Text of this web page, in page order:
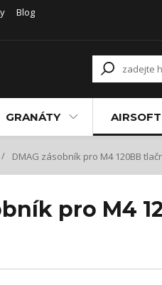
Blog
GRANÁTY
DMAG zásobník pro M4 120BB
pro M4